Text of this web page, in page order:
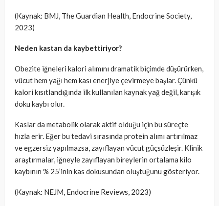
(Kaynak: BMJ, The Guardian Health, Endocrine Society,
2023)
Neden kastan da kaybettiriyor?
Obezite iğneleri kalori alımını dramatik biçimde düşürürken,
vücut hem yağı hem kası enerjiye çevirmeye başlar. Çünkü
kalori kısıtlandığında ilk kullanılan kaynak yağ değil, karışık
doku kaybı olur.
Kaslar da metabolik olarak aktif olduğu için bu süreçte
hızla erir. Eğer bu tedavi sırasında protein alımı artırılmaz
ve egzersiz yapılmazsa, zayıflayan vücut güçsüzleşir. Klinik
araştırmalar, iğneyle zayıflayan bireylerin ortalama kilo
kaybının % 25’inin kas dokusundan oluştuğunu gösteriyor.
(Kaynak: NEJM, Endocrine Reviews, 2023)